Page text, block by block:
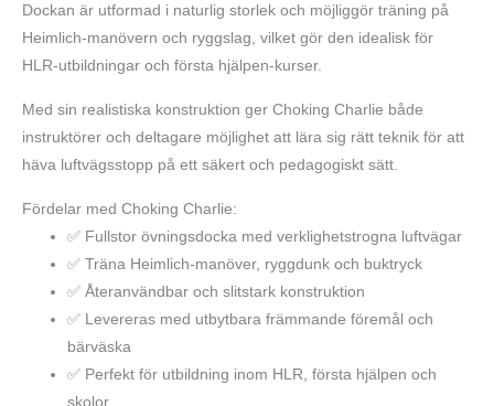
Dockan är utformad i naturlig storlek och möjliggör träning på
Heimlich-manövern och ryggslag, vilket gör den idealisk för
HLR-utbildningar och första hjälpen-kurser.
Med sin realistiska konstruktion ger Choking Charlie både
instruktörer och deltagare möjlighet att lära sig rätt teknik för att
häva luftvägsstopp på ett säkert och pedagogiskt sätt.
Fördelar med Choking Charlie:
✅ Fullstor övningsdocka med verklighetstrogna luftvägar
✅ Träna Heimlich-manöver, ryggdunk och buktryck
✅ Återanvändbar och slitstark konstruktion
✅ Levereras med utbytbara främmande föremål och
bärväska
✅ Perfekt för utbildning inom HLR, första hjälpen och
skolor